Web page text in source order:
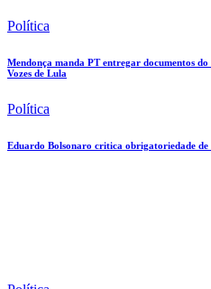
Política
Mendonça manda PT entregar documentos
Vozes de Lula
Política
Eduardo Bolsonaro critica obrigatoriedade